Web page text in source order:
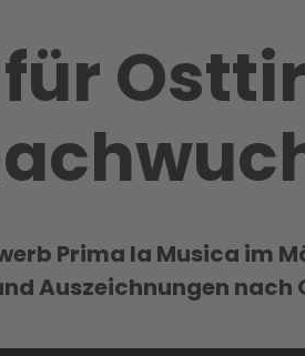
Prima la Musica im
Auszeichnungen nach